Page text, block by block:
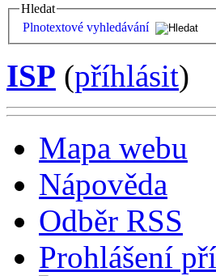
Hledat
Plnotextové vyhledávání
ISP (příhlásit)
Mapa webu
Nápověda
Odběr RSS
Prohlášení